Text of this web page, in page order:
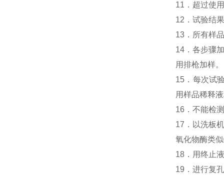
11．超过使
12．试验结
13．所有样
14．各步骤
用排枪加样。
15．每次试
用样品稀释
16．不能检
17．以洗板
氧化物酶类
18．用终止
19．进行复